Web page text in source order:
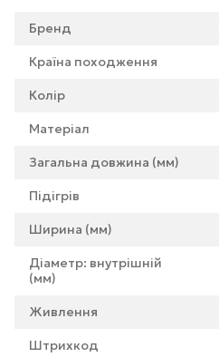
Бренд
Країна походження
Колір
Матеріал
Загальна довжина (мм)
Підігрів
Ширина (мм)
Діаметр: внутрішній
(мм)
Живлення
Штрихкод